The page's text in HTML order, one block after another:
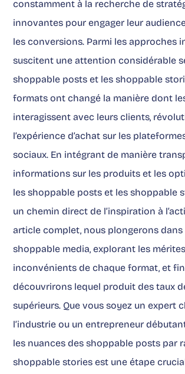
constamment à la recherche de
innovantes pour engager leur
les conversions. Parmi les approches
suscitent une attention considérable
shoppable posts et les shoppable
formats ont changé la manière dont
interagissent avec leurs clients,
l’expérience d’achat sur les
sociaux. En intégrant de manière
informations sur les produits et les
les shoppable posts et les shoppable
un chemin direct de l’inspiration à
article complet, nous plongerons dans
shoppable media, explorant les
inconvénients de chaque format, et
découvrirons lequel produit des taux
supérieurs. Que vous soyez un expert
l’industrie ou un entrepreneur
les nuances des shoppable posts par
shoppable stories est une étape